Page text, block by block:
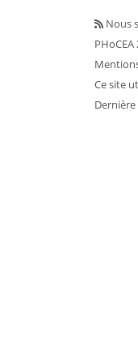
Nous
Ce site
Dernière